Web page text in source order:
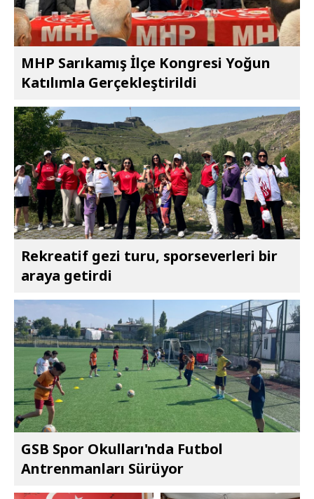
MHP Sarıkamış İlçe Kongresi Yoğun
Katılımla Gerçekleştirildi
Rekreatif gezi turu, sporseverleri bir
araya getirdi
GSB Spor Okulları'nda Futbol
Antrenmanları Sürüyor